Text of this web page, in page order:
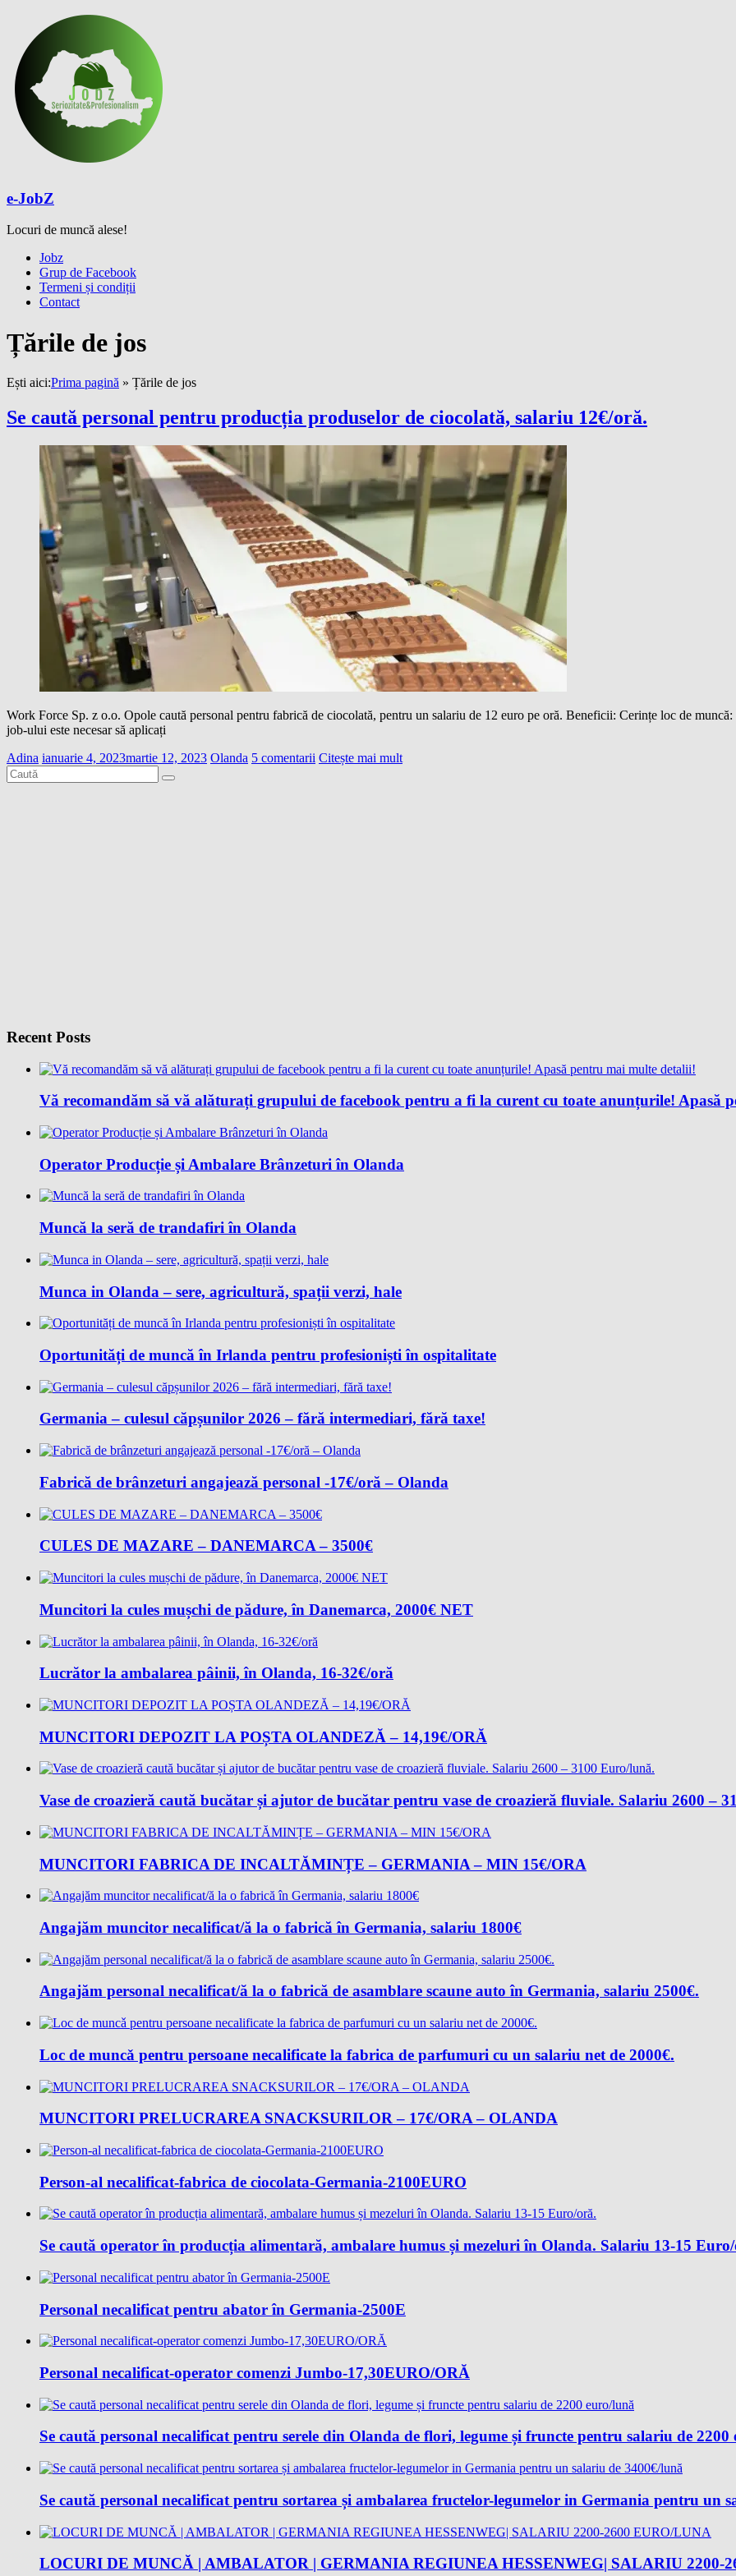
content
e-JobZ
Locuri de muncă alese!
Meniu Jobz
Grup de Facebook
Termeni și condiții
Contact
Țările de jos
Ești aici:Prima pagină » Țările de jos
Se caută personal pentru producția produselor de ciocolată, salariu 12€/oră.
Work Force Sp. z o.o. Opole caută personal pentru fabrică de ciocolată, pentru un salariu de 12 euro pe oră. Beneficii: Cerințe loc de
job-ului este necesar să aplicați
Adina ianuarie 4, 2023martie 12, 2023 Olanda 5 comentarii Citește mai mult
Recent Posts
Vă recomandăm să vă alăturați grupului de facebook pentru a fi la curent cu toate anunțurile! Apasă
Operator Producție și Ambalare Brânzeturi în Olanda
Muncă la seră de trandafiri în Olanda
Munca in Olanda – sere, agricultură, spații verzi, hale
Oportunități de muncă în Irlanda pentru profesioniști în ospitalitate
Germania – culesul căpșunilor 2026 – fără intermediari, fără taxe!
Fabrică de brânzeturi angajează personal -17€/oră – Olanda
CULES DE MAZARE – DANEMARCA – 3500€
Muncitori la cules mușchi de pădure, în Danemarca, 2000€ NET
Lucrător la ambalarea pâinii, în Olanda, 16-32€/oră
MUNCITORI DEPOZIT LA POȘTA OLANDEZĂ – 14,19€/ORĂ
Vase de croazieră caută bucătar și ajutor de bucătar pentru vase de croazieră fluviale. Salariu 2600 –
MUNCITORI FABRICA DE INCALTĂMINȚE – GERMANIA – MIN 15€/ORA
Angajăm muncitor necalificat/ă la o fabrică în Germania, salariu 1800€
Angajăm personal necalificat/ă la o fabrică de asamblare scaune auto în Germania, salariu 2500€.
Loc de muncǎ pentru persoane necalificate la fabrica de parfumuri cu un salariu net de 2000€.
MUNCITORI PRELUCRAREA SNACKSURILOR – 17€/ORA – OLANDA
Person-al necalificat-fabrica de ciocolata-Germania-2100EURO
Se caută operator în producția alimentară, ambalare humus și mezeluri în Olanda. Salariu 13-15
Personal necalificat pentru abator în Germania-2500E
Personal necalificat-operator comenzi Jumbo-17,30EURO/ORĂ
Se caută personal necalificat pentru serele din Olanda de flori, legume și fruncte pentru salariu de 2200
Se caută personal necalificat pentru sortarea și ambalarea fructelor-legumelor in Germania pentru un
LOCURI DE MUNCĂ | AMBALATOR | GERMANIA REGIUNEA HESSENWEG| SALARIU 2200-